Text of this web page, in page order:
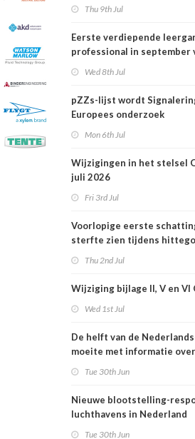
Thu 9th Jul
Eerste verdiepende
professional in september
Wed 8th Jul
pZZs-lijst wordt
Europees onderzoek
Mon 6th Jul
Wijzigingen in het stelsel
juli 2026
Fri 3rd Jul
Voorlopige eerste
sterfte zien tijdens
Thu 2nd Jul
Wijziging bijlage II, V en
Wed 1st Jul
De helft van de
moeite met informatie
Tue 30th Jun
Nieuwe blootstelling-
luchthavens in Nederland
Tue 30th Jun